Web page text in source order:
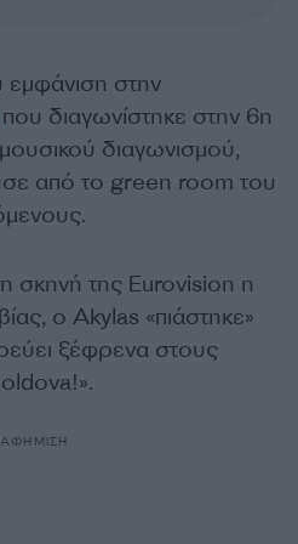
στην
διαγωνίστηκε στην 6η
διαγωνισμού,
από το green room του
σκηνή της Eurovision η
ο Akylas «πιάστηκε»
ξέφρενα στους